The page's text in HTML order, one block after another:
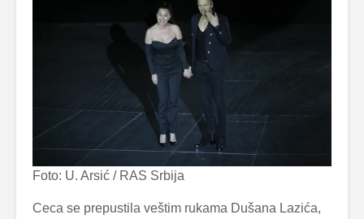
Foto: U. Arsić / RAS Srbija
Ceca se prepustila veštim rukama Dušana Lazića,